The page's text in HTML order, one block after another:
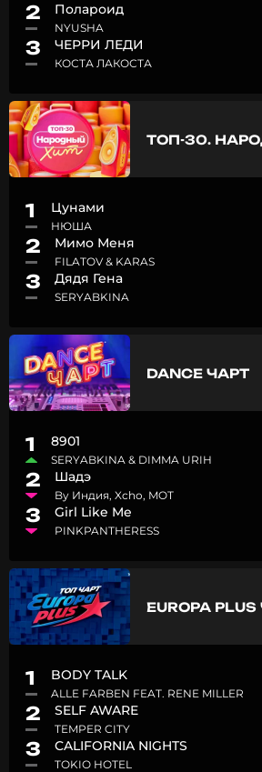
2 Полароид
NYUSHA
3 ЧЕРРИ ЛЕДИ
КОСТА ЛАКОСТА
ТОП-30.
1 Цунами
НЮША
2 Мимо Меня
FILATOV & KARAS
3 Дядя Гена
SERYABKINA
DANCE ЧАРТ
1 8901
SERYABKINA & DIMMA URIH
2 Шадэ
By Индия, Xcho, MOT
3 Girl Like Me
PINKPANTHERESS
EUROPA
1 BODY TALK
ALLE FARBEN FEAT. RENE MILLER
2 SELF AWARE
TEMPER CITY
3 CALIFORNIA NIGHTS
TOKIO HOTEL